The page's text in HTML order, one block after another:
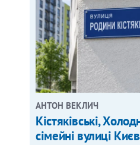
АНТОН ВЕКЛИЧ
Кістяківські,
сімейні вулиці